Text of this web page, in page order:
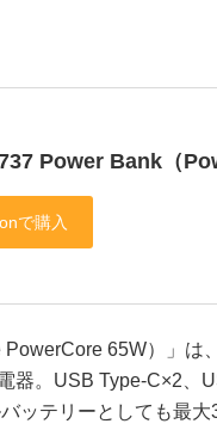
Power Bank（
65W）」は
器。USB Type-C×2、
ッテリーとしても最